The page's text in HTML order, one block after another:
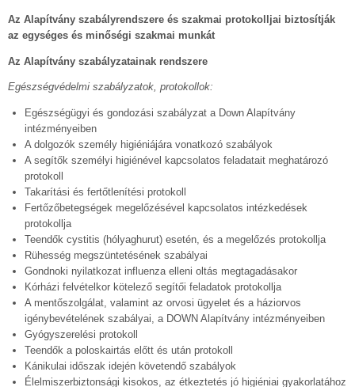
Az Alapítvány szabályrendszere és szakmai protokolljai biztosítják
az egységes és minőségi szakmai munkát
Az Alapítvány szabályzatainak rendszere
Egészségvédelmi szabályzatok, protokollok:
Egészségügyi és gondozási szabályzat a Down Alapítvány
intézményeiben
A dolgozók személy higiéniájára vonatkozó szabályok
A segítők személyi higiénével kapcsolatos feladatait meghatározó
protokoll
Takarítási és fertőtlenítési protokoll
Fertőzőbetegségek megelőzésével kapcsolatos intézkedések
protokollja
Teendők cystitis (hólyaghurut) esetén, és a megelőzés protokollja
Rühesség megszüntetésének szabályai
Gondnoki nyilatkozat influenza elleni oltás megtagadásakor
Kórházi felvételkor kötelező segítői feladatok protokollja
A mentőszolgálat, valamint az orvosi ügyelet és a háziorvos
igénybevételének szabályai, a DOWN Alapítvány intézményeiben
Gyógyszerelési protokoll
Teendők a poloskairtás előtt és után protokoll
Kánikulai időszak idején követendő szabályok
Élelmiszerbiztonsági kisokos, az étkeztetés jó higiéniai gyakorlatához